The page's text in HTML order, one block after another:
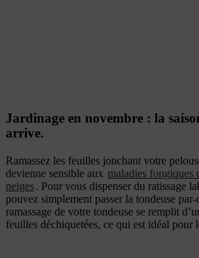
Jardinage en novembre : la
arrive.
Ramassez les feuilles jonchant votre
devienne sensible aux maladies fongiques
neiges. Pour vous dispenser du ratissage
pouvez simplement passer la tondeuse
ramassage de votre tondeuse se remplit
feuilles déchiquetées, ce qui est idéal pour